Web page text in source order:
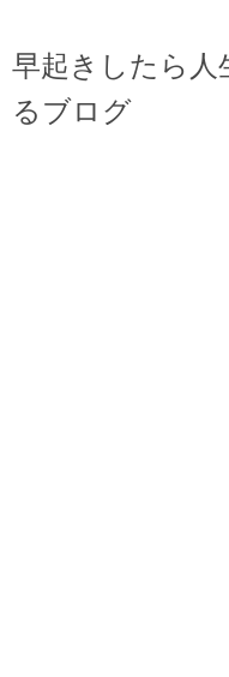
早起きしたら人
るブログ